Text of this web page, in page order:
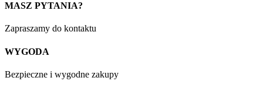
MASZ PYTANIA?
Zapraszamy do kontaktu
WYGODA
Bezpieczne i wygodne zakupy